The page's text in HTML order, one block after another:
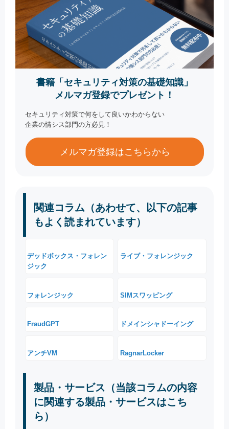
書籍「セキュリティ対策の基礎知識」
メルマガ登録でプレゼント！
セキュリティ対策で何をして良いかわからない
企業の情シス部門の方必見！
メルマガ登録はこちらから
関連コラム（あわせて、以下の記事
もよく読まれています）
デッドボックス・フォレン
ジック
ライブ・フォレンジック
フォレンジック SIMスワッピング
FraudGPT ドメインシャドーイング
アンチVM RagnarLocker
製品・サービス（当該コラムの内容
に関連する製品・サービスはこち
ら）